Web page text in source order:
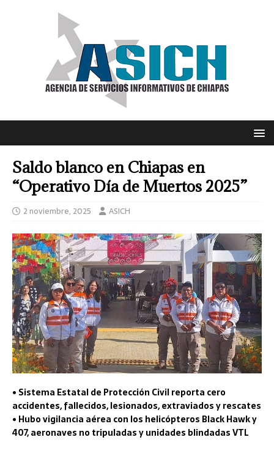
Saldo blanco en Chiapas en
“Operativo Día de Muertos 2025”
2 noviembre, 2025 ASICH
• Sistema Estatal de Protección Civil reporta cero
accidentes, fallecidos, lesionados, extraviados y rescates
• Hubo vigilancia aérea con los helicópteros Black Hawk y
407, aeronaves no tripuladas y unidades blindadas VTL